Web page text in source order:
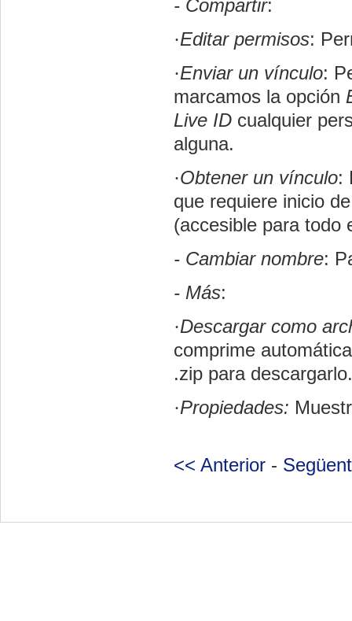
- Compartir:
·Editar permisos:
·Enviar un vínculo:
marcamos la opción
Live ID cualquier
alguna.
·Obtener un vínculo:
que requiere inicio
(accesible para todo
- Cambiar nombre:
- Más:
·Descargar como
comprime
.zip para descargarlo.
·Propiedades:
<< Anterior -